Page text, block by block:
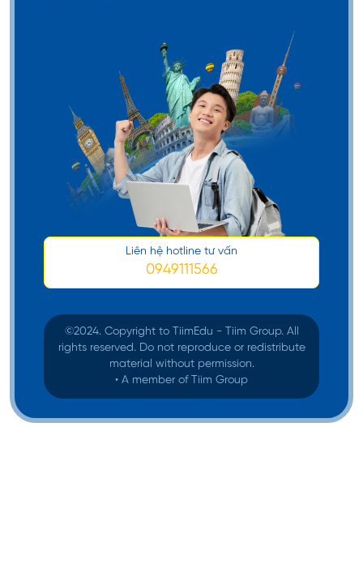
Liên hệ hotline tư vấn
0949111566
©️2024. Copyright to TiimEdu - Tiim Group. All
rights reserved. Do not reproduce or redistribute
material without permission.
• A member of Tiim Group